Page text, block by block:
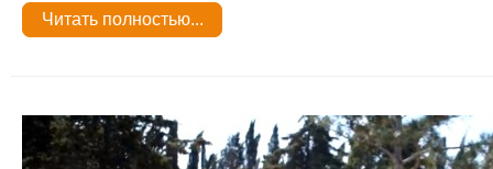
Читать полностью...